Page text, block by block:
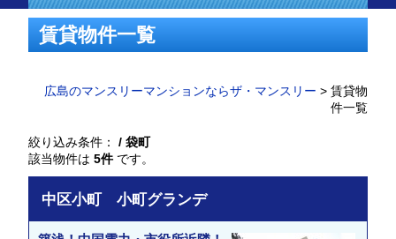
賃貸物件一覧
広島のマンスリーマンションならザ・マンスリー > 賃貸物
件一覧
絞り込み条件：
/ 袋町
該当物件は5件です。
中区小町 小町グランデ